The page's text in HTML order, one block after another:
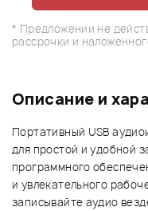
* Предложении не
рассрочки и
Описание и
Портативный USB
для простой и удобной
программного
и увлекательного
записывайте аудио